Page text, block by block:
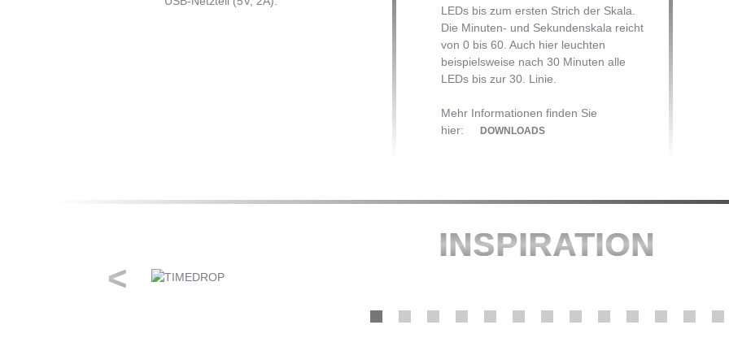
LEDs bis zum ersten Strich der Skala.
Die Minuten- und Sekundenskala reicht
von 0 bis 60. Auch hier leuchten
beispielsweise nach 30 Minuten alle
LEDs bis zur 30. Linie.
Mehr Informationen finden Sie
hier:
DOWNLOADS
INSPIRATION
<